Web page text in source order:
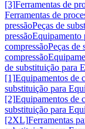
[3]Ferramentas de
Ferramentas de
pressãoPeças de
pressãoEquipamento
compressãoPeças de
compressão
de substituição para
[1]Equipamentos de
substituição para
[2]Equipamentos de
substituição para
[2XL]Ferramentas